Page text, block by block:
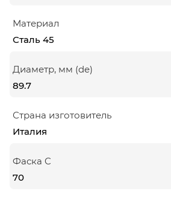
Материал
Сталь 45
Диаметр, мм (de)
89.7
Страна изготовитель
Италия
Фаска C
70